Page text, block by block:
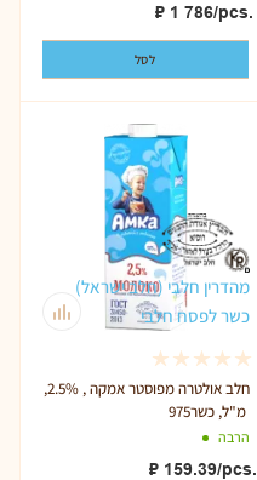
₽ 1 786/pcs.
לסל
מהדרין חלבי (חלב ישראל)
כשר לפסח חלבי
חלב אולטרה מפוסטר אמקה , 2.5%,
975 מ"ל, כשר
הרבה
₽ 159.39/pcs.